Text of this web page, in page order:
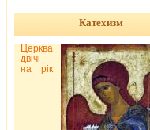
Катехизм
Церква
двічі
на рік